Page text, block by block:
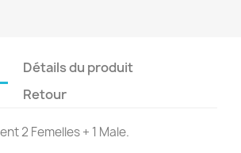
Détails du produit
Retour
2 Femelles + 1 Male.